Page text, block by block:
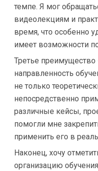
темпе. Я мог
видеолекциям и
время, что особенно
имеет возможности
Третье преимущество
направленность
не только
непосредственно
различные кейсы,
помогли мне
применить его в
Наконец, хочу
организацию